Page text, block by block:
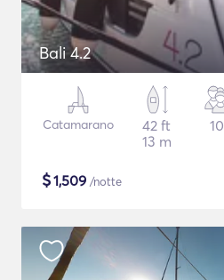
Bali 4.2
Catamarano
42 ft
13 m
10
$1,509 /notte